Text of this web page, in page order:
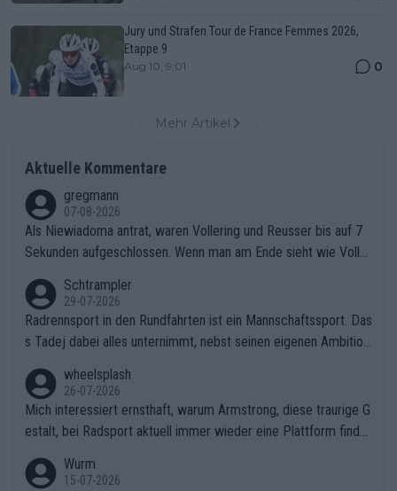
Jury und Strafen Tour de France Femmes 2026,
Etappe 9
Aug 10, 9:01 0
Mehr Artikel
Aktuelle Kommentare
gregmann
07-08-2026
Als Niewiadoma antrat, waren Vollering und Reusser bis auf 7
Sekunden aufgeschlossen. Wenn man am Ende sieht wie Voller
ering die 7 Sekunden zu Niewiadoma nicht geschlossen hat un
d den Abstand hat anwachsen lassen. Ein schwerer taktischer
Fehler, der den Tour Sieg kosten wird.Diese Beobachtung trifft
Zögerlichkeit von Demi Vollering in diesem Moment war das e
ntscheidende Puzzleteil, das Katarzyna Niewiadoma die Tür z
um Gelben Trikot geöffnet hat.Das taktische Dilemma am Mon
t VentouxDie psychologische Falle: Vollering spekulierte in die
ser Phase darauf, dass Marlen Reusser im Gelben Trikot die N
achführarbeit leistet, um ihre Gesamtführung zu verteidigen.De
Schtrampler
29-07-2026
Radrennsport in den Rundfahrten ist ein Mannschaftssport. Das
s Tadej dabei alles unternimmt, nebst seinen eigenen Ambition
ganze Team auch mental stark zu machen und konkret am Erf
olg teilzuhaben, ist ihm ganz hoch anzurechnen. Das ist ein Zei
chen weit über den Radsport hinaus.
wheelsplash
26-07-2026
Mich interessiert ernsthaft, warum Armstrong, diese traurige G
estalt, bei Radsport aktuell immer wieder eine Plattform finde
Wurm
15-07-2026